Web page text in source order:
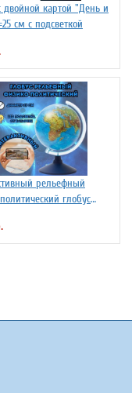
двойной картой "День и
см с подсветкой
рельефный
глобус